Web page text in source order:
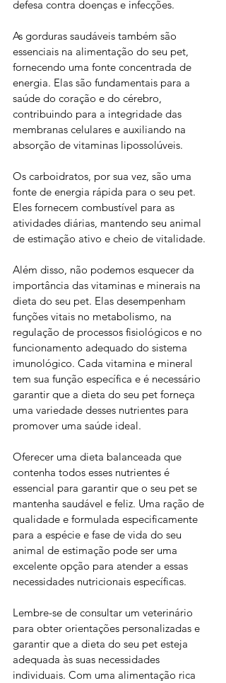
defesa contra doenças e infecções.
As gorduras saudáveis também são
essenciais na alimentação do seu pet,
fornecendo uma fonte concentrada de
energia. Elas são fundamentais para a
saúde do coração e do cérebro,
contribuindo para a integridade das
membranas celulares e auxiliando na
absorção de vitaminas lipossolúveis.
Os carboidratos, por sua vez, são uma
fonte de energia rápida para o seu pet.
Eles fornecem combustível para as
atividades diárias, mantendo seu animal
de estimação ativo e cheio de vitalidade.
Além disso, não podemos esquecer da
importância das vitaminas e minerais na
dieta do seu pet. Elas desempenham
funções vitais no metabolismo, na
regulação de processos fisiológicos e no
funcionamento adequado do sistema
imunológico. Cada vitamina e mineral
tem sua função específica e é necessário
garantir que a dieta do seu pet forneça
uma variedade desses nutrientes para
promover uma saúde ideal.
Oferecer uma dieta balanceada que
contenha todos esses nutrientes é
essencial para garantir que o seu pet se
mantenha saudável e feliz. Uma ração de
qualidade e formulada especificamente
para a espécie e fase de vida do seu
animal de estimação pode ser uma
excelente opção para atender a essas
necessidades nutricionais específicas.
Lembre-se de consultar um veterinário
para obter orientações personalizadas e
garantir que a dieta do seu pet esteja
adequada às suas necessidades
individuais. Com uma alimentação rica